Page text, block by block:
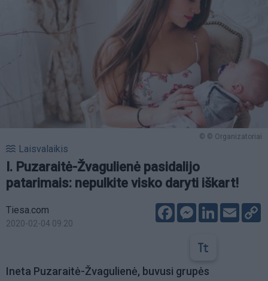
© © Organizatoriai
Laisvalaikis
I. Puzaraitė-Žvagulienė pasidalijo
patarimais: nepulkite visko daryti iškart!
Tiesa.com
2020-02-04 09:20
FacebookMessenger
LinkedIn
Email
Ineta Puzaraitė-Žvagulienė, buvusi grupės